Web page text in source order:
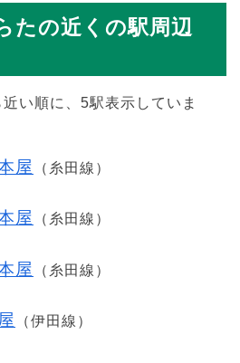
たの近くの駅周辺
い順に、5駅表示していま
屋
（糸田線）
屋
（糸田線）
屋
（糸田線）
（伊田線）